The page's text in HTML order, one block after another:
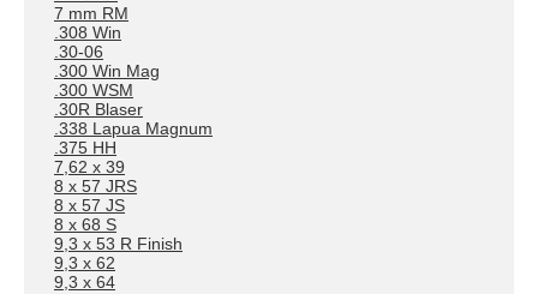
7 mm RM
.308 Win
.30-06
.300 Win Mag
.300 WSM
.30R Blaser
.338 Lapua Magnum
.375 HH
7,62 x 39
8 x 57 JRS
8 x 57 JS
8 x 68 S
9,3 x 53 R Finish
9,3 x 62
9,3 x 64